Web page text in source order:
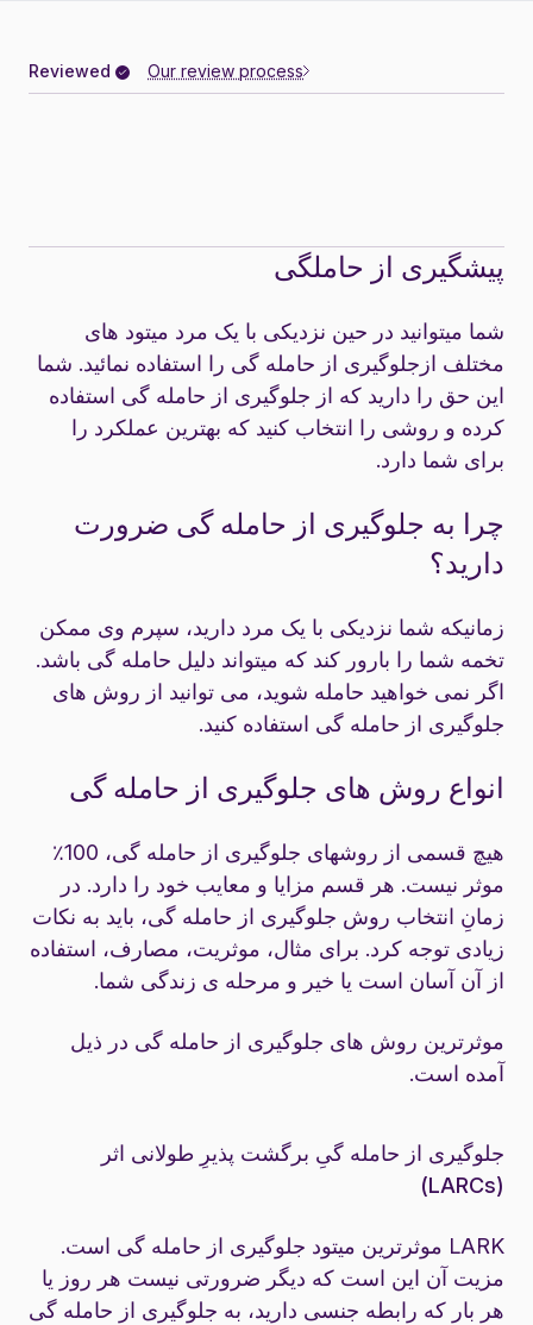
Reviewed Our review process
پیشگیری از حاملگی
شما میتوانید در حین نزدیکی با یک مرد میتود های
مختلف ازجلوگیری از حامله گی را استفاده نمائید. شما
این حق را دارید که از جلوگیری از حامله گی استفاده
کرده و روشی را انتخاب کنید که بهترین عملکرد را
برای شما دارد.
چرا به جلوگیری از حامله گی ضرورت
دارید؟
زمانیکه شما نزدیکی با یک مرد دارید، سپرم وی ممکن
تخمه شما را بارور کند که میتواند دلیل حامله گی باشد.
اگر نمی خواهید حامله شوید، می توانید از روش های
جلوگیری از حامله گی استفاده کنید.
انواع روش های جلوگیری از حامله گی
هیچ قسمی از روشهای جلوگیری از حامله گی، 100٪
موثر نیست. هر قسم مزایا و معایب خود را دارد. در
زمانِ انتخاب روش جلوگیری از حامله گی، باید به نکات
زیادی توجه کرد. برای مثال، موثریت، مصارف، استفاده
از آن آسان است یا خیر و مرحله ی زندگی شما.
موثرترین روش های جلوگیری از حامله گی در ذیل
آمده است.
جلوگیری از حامله گیِ برگشت پذیرِ طولانی اثر
(LARCs)
LARK موثرترین میتود جلوگیری از حامله گی است.
مزیت آن این است که دیگر ضرورتی نیست هر روز یا
هر بار که رابطه جنسی دارید، به جلوگیری از حامله گی